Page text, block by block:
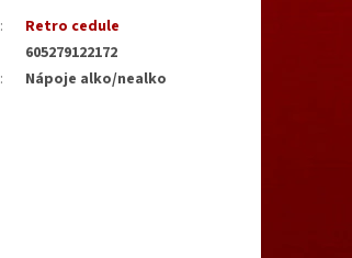
:
Retro cedule
605279122172
: Nápoje alko/nealko